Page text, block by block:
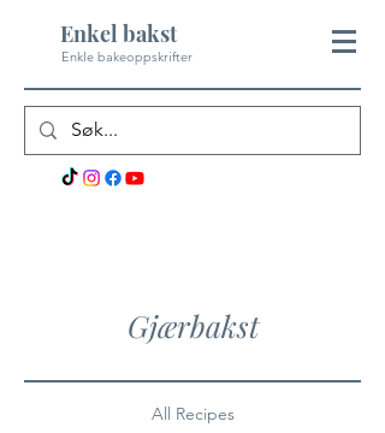
Enkel bakst
Enkle bakeoppskrifter
Gjærbakst
All Recipes